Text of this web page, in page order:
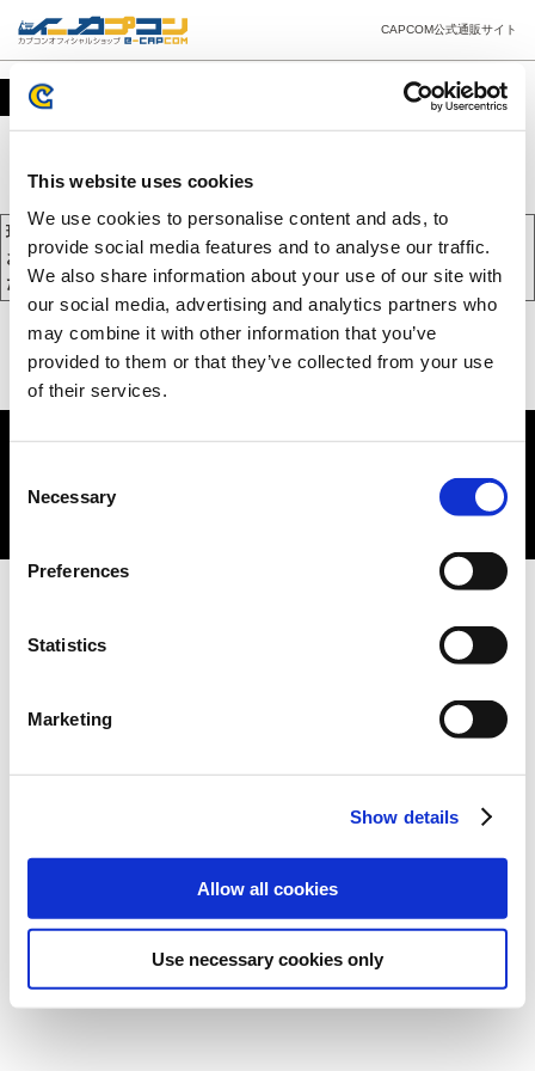
This website uses cookies
We use cookies to personalise content and ads, to
provide social media features and to analyse our traffic.
We also share information about your use of our site with
our social media, advertising and analytics partners who
may combine it with other information that you’ve
provided to them or that they’ve collected from your use
of their services.
Selection
Necessary
Preferences
Statistics
Marketing
Show details
Allow all cookies
Use necessary cookies only
CAPCOM公式通販サイト
カート
現在、カートには商品が入っておりません。
お買い物を続けるには下の 「お買い物を続ける」 をクリックしてく
ださい。